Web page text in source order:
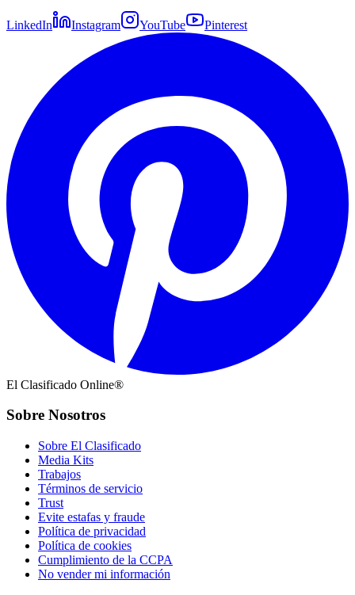
LinkedIn Instagram YouTube Pinterest
El Clasificado Online®
Sobre Nosotros
Sobre El Clasificado
Media Kits
Trabajos
Términos de servicio
Trust
Evite estafas y fraude
Política de privacidad
Política de cookies
Cumplimiento de la CCPA
No vender mi información